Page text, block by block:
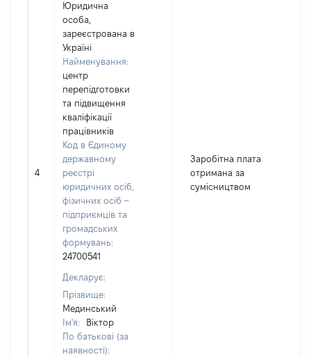
4
Юридична
особа,
зареєстрована в
Україні
Найменування:
центр
перепідготовки
та підвищення
кваліфікації
працівників
Код в Єдиному
державному
реєстрі
юридичних осіб,
фізичних осіб –
підприємців та
громадських
формувань:
24700541
Декларує:
Прізвище:
Мединський
Ім'я:
Віктор
По батькові (за
наявності):
Заробітна плата
отримана за
сумісництвом